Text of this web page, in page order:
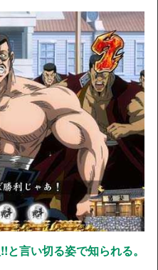
言い切る姿で知られる。